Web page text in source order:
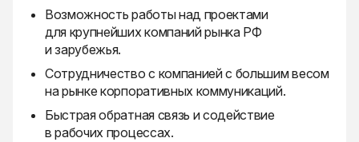
Возможность работы над проектами
для крупнейших компаний рынка РФ
и зарубежья.
Сотрудничество с компанией с большим весом
на рынке корпоративных коммуникаций.
Быстрая обратная связь и содействие
в рабочих процессах.